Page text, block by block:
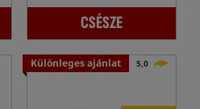
CSÉSZE
Különleges ajánlat 5,0